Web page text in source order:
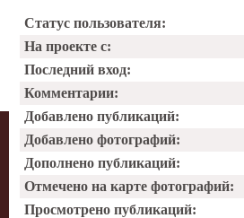
Статус пользователя:
На проекте с:
Последний вход:
Комментарии:
Добавлено публикаций:
Добавлено фотографий:
Дополнено публикаций:
Отмечено на карте фотографий:
Просмотрено публикаций: